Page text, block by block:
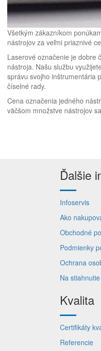
Všetkým zákazníkom
nástrojov za veľmi priaznivé
Laserové označenie je dobre
nástroja. Našu službu
správu svojho inštrumentária
číselné rady.
Cena označenia jedného
väčšom množstve nástrojov
Ďalšie
Infoservis
Ako
Obchodné
Podmienky
Ochrana
Na stiahnutie
Kvalita
Certifikáty
Referencie